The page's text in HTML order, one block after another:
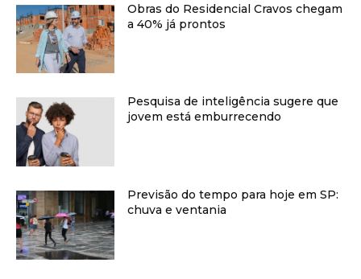
Obras do Residencial Cravos chegam
a 40% já prontos
Pesquisa de inteligência sugere que
jovem está emburrecendo
Previsão do tempo para hoje em SP:
chuva e ventania